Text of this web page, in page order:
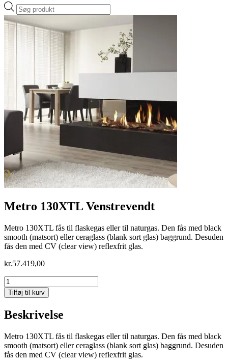
Products
search
Metro 130XTL Venstrevendt
Metro 130XTL fås til flaskegas eller til naturgas. Den fås med black
smooth (matsort) eller ceraglass (blank sort glas) baggrund. Desuden
fås den med CV (clear view) reflexfrit glas.
kr.57.419,00
Metro
130XTL
Venstrevendt
Tilføj til kurv
Beskrivelse
Metro 130XTL fås til flaskegas eller til naturgas. Den fås med black
smooth (matsort) eller ceraglass (blank sort glas) baggrund. Desuden
fås den med CV (clear view) reflexfrit glas.